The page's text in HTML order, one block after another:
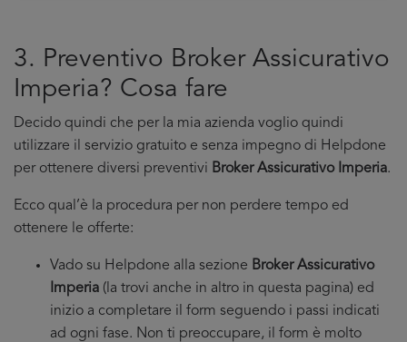
3. Preventivo Broker Assicurativo
Imperia? Cosa fare
Decido quindi che per la mia azienda voglio quindi
utilizzare il servizio gratuito e senza impegno di Helpdone
per ottenere diversi preventivi Broker Assicurativo Imperia.
Ecco qual’è la procedura per non perdere tempo ed
ottenere le offerte:
Vado su Helpdone alla sezione Broker Assicurativo
Imperia (la trovi anche in altro in questa pagina) ed
inizio a completare il form seguendo i passi indicati
ad ogni fase. Non ti preoccupare, il form è molto